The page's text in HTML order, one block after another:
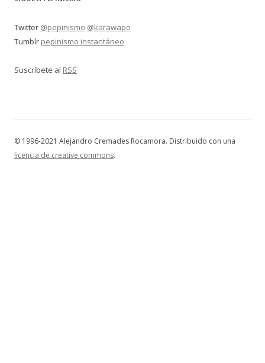
Twitter @pepinismo @karawapo
Tumblr pepinismo instantáneo
Suscríbete al RSS
© 1996-2021 Alejandro Cremades Rocamora. Distribuido con una
licencia de creative commons.